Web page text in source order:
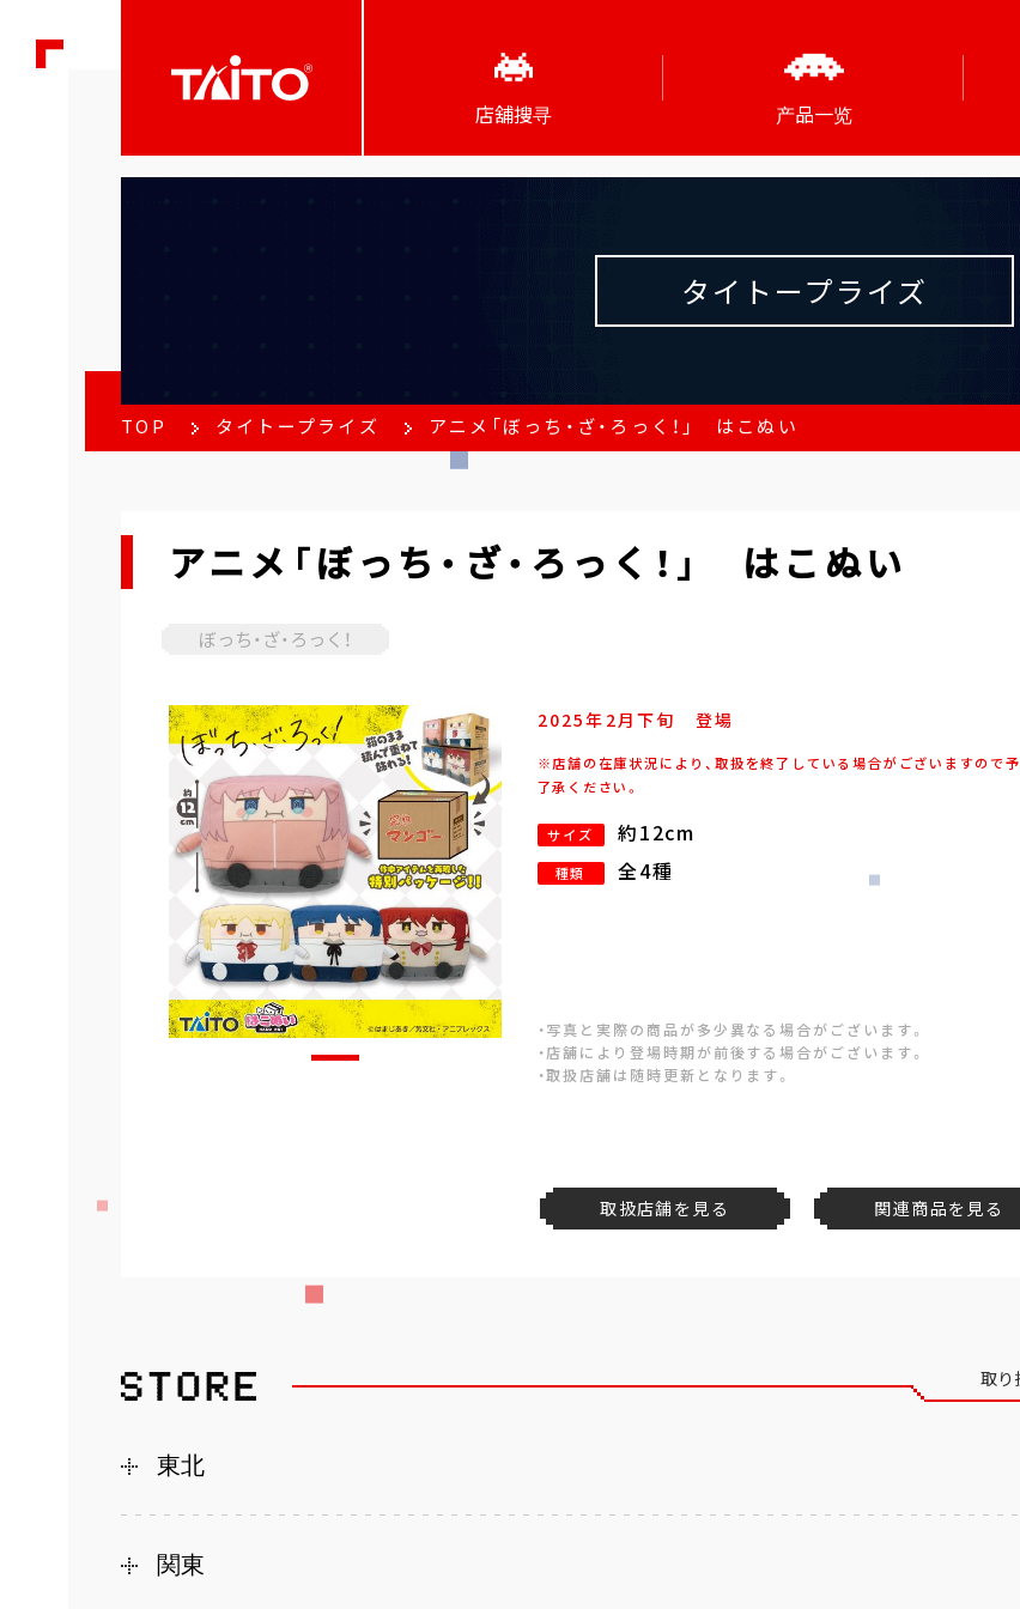
店舖搜寻 产品一览
タイトープライズ
TOP タイトープライズ アニメ「ぼっち・ざ・ろっく！」 はこぬい
アニメ「ぼっち・ざ・ろっく！」 はこぬい
ぼっち・ざ・ろっく！
2025年 2月下旬 登場
※店舗の在庫状況により、取扱を終了している場合がございますので
了承ください。
サイズ 約12cm
種類 全4種
・写真と実際の商品が多少異なる場合がございます。
・店舗により登場時期が前後する場合がございます。
・取扱店舗は随時更新となります。
取扱店舗を見る 関連商品を見る
取り
東北
関東